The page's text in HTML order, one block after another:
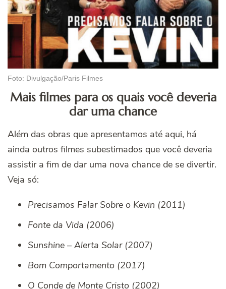
Foto: Divulgação/Paris Filmes
Mais filmes para os quais você deveria
dar uma chance
Além das obras que apresentamos até aqui, há
ainda outros filmes subestimados que você deveria
assistir a fim de dar uma nova chance de se divertir.
Veja só:
Precisamos Falar Sobre o Kevin (2011)
Fonte da Vida (2006)
Sunshine – Alerta Solar (2007)
Bom Comportamento (2017)
O Conde de Monte Cristo (2002)